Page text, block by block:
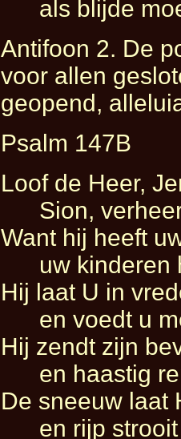
als blijde
Antifoon 2. De
voor allen
geopend,
Psalm 147B
Loof de Heer,
Sion,
Want hij heeft
uw kinderen
Hij laat U in
en voedt u
Hij zendt zijn
en haastig
De sneeuw laat
en rijp strooit